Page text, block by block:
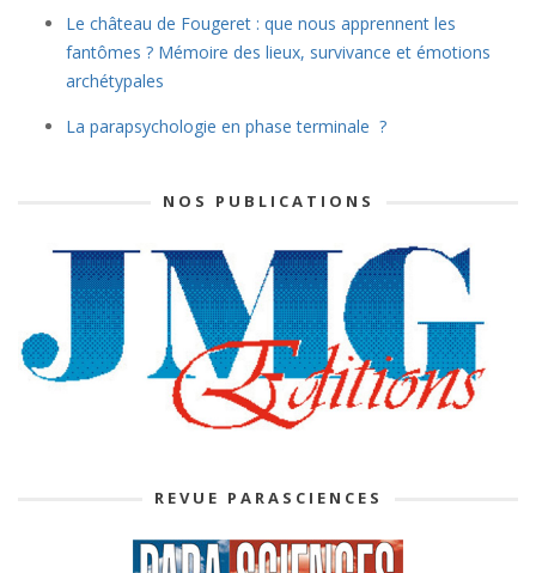
Le château de Fougeret : que nous apprennent les
fantômes ? Mémoire des lieux, survivance et émotions
archétypales
La parapsychologie en phase terminale ?
NOS PUBLICATIONS
REVUE PARASCIENCES